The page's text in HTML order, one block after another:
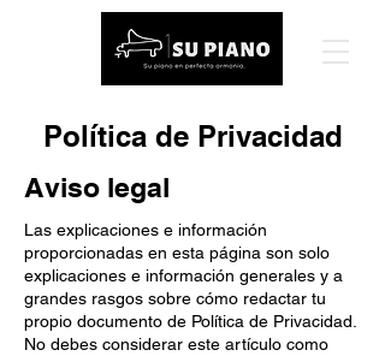
Política de Privacidad
Aviso legal
Las explicaciones e información
proporcionadas en esta página son solo
explicaciones e información generales y a
grandes rasgos sobre cómo redactar tu
propio documento de Política de Privacidad.
No debes considerar este artículo como